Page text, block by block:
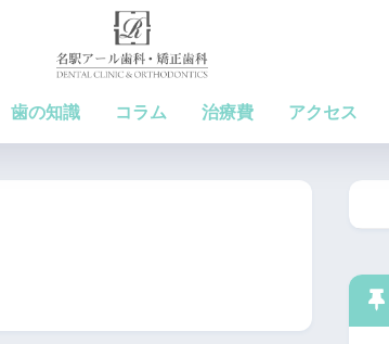
歯の知識 コラム 治療費 アクセス